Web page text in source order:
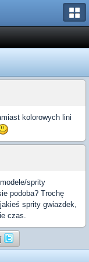
kolorowych lini
sprity
podoba? Trochę
sprity gwiazdek,
czas.